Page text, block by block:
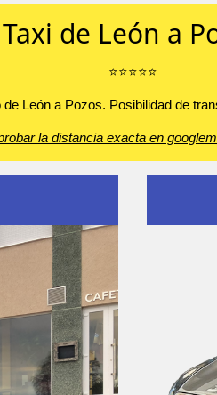
Taxi de León a
⭐️⭐️⭐️⭐️⭐️
León a Pozos. Posibilidad de
la distancia exacta en